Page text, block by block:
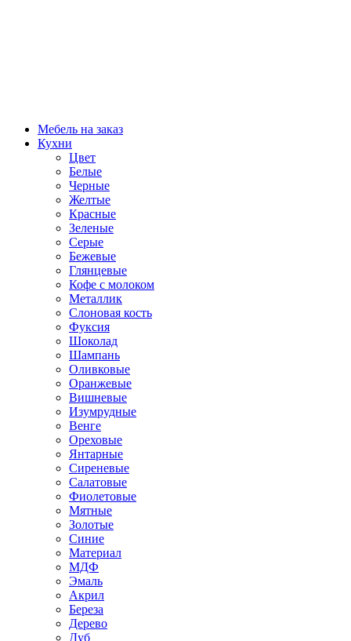
Мебель на заказ
Кухни
Цвет
Белые
Черные
Желтые
Красные
Зеленые
Серые
Бежевые
Глянцевые
Кофе с молоком
Металлик
Слоновая кость
Фуксия
Шоколад
Шампань
Оливковые
Оранжевые
Вишневые
Изумрудные
Венге
Ореховые
Янтарные
Сиреневые
Салатовые
Фиолетовые
Мятные
Золотые
Синие
Материал
МДФ
Эмаль
Акрил
Береза
Дерево
Дуб